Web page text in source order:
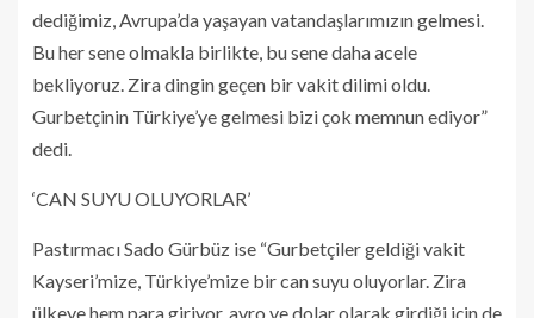
dediğimiz, Avrupa’da yaşayan vatandaşlarımızın gelmesi.
Bu her sene olmakla birlikte, bu sene daha acele
bekliyoruz. Zira dingin geçen bir vakit dilimi oldu.
Gurbetçinin Türkiye’ye gelmesi bizi çok memnun ediyor”
dedi.
‘CAN SUYU OLUYORLAR’
Pastırmacı Sado Gürbüz ise “Gurbetçiler geldiği vakit
Kayseri’mize, Türkiye’mize bir can suyu oluyorlar. Zira
ülkeye hem para giriyor, avro ve dolar olarak girdiği için de